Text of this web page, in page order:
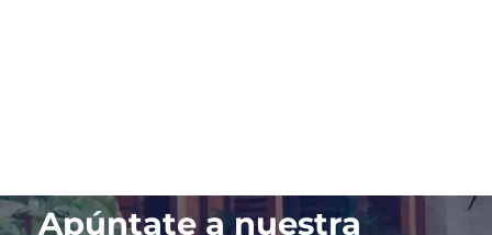
Apúntate a nuestra